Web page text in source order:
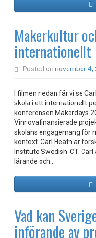
Makerkultur
internationellt
Posted on november 4,
I filmen nedan får vi se
skola i ett internationellt
konferensen Makerdays
Vinnovafinansierade
skolans engagemang för
kontext. Carl Heath är
Institute Swedish ICT.
lärande och…
Vad kan
införande av